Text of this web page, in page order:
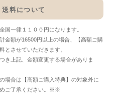
送料について
国一律１１００円になります。
金額が16500円以上の場合、【高額ご購
とさせていただきます。
き上記、金額変更する場合がありま
合は【高額ご購入特典】の対象外に
ご了承ください。※※